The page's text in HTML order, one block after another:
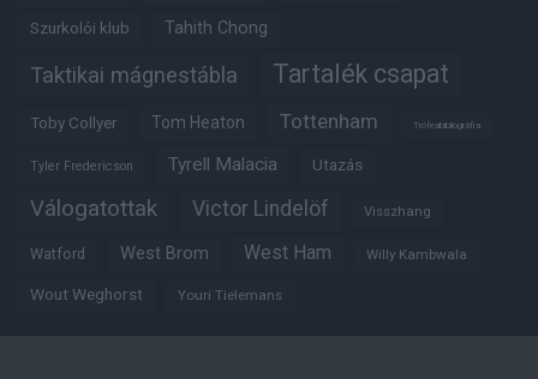
Szurkolói klub Tahith Chong
Taktikai mágnestábla Tartalék csapat
Toby Collyer Tom Heaton Tottenham Trófeabibliográfia
Tyler Fredericson Tyrell Malacia Utazás
Válogatottak Victor Lindelöf Visszhang
Watford West Brom West Ham Willy Kambwala
Wout Weghorst Youri Tielemans